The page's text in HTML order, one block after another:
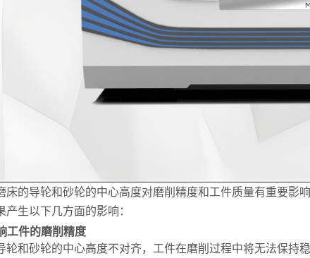
床的导轮和砂轮的中心高度对磨削精度和工件质量有重要影
产生以下几方面的影响：
工件的磨削精度
轮和砂轮的中心高度不对齐，工件在磨削过程中将无法保持